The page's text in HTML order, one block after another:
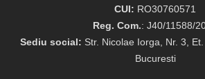
CUI: RO30760571
Reg. Com.: J40/11588/
Sediu social: Str. Nicolae Iorga, Nr. 3, Et.
Bucuresti